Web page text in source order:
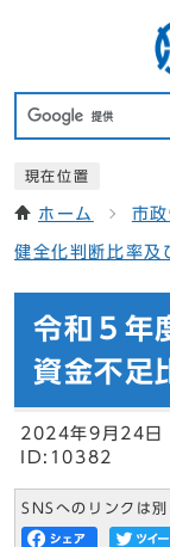
現在位置
ホーム 市
健全化判断比率及
令和５年
資金不足
2024年9月24日
ID:10382
SNSへのリンクは